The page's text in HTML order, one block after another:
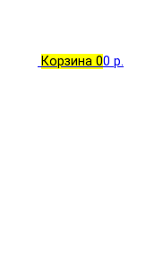
Корзина 00 р.